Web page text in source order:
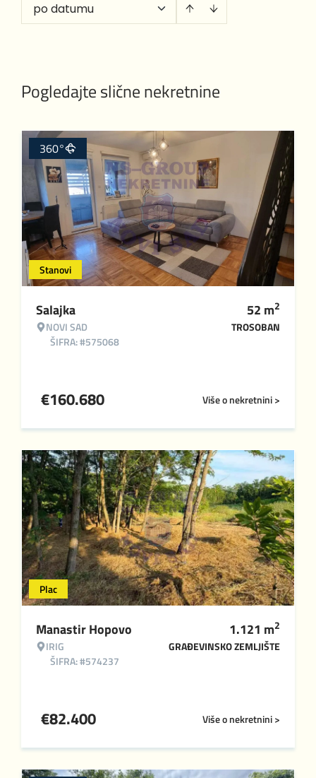
po datumu
Pogledajte slične nekretnine
Stanovi
360°
Salajka
NOVI SAD
ŠIFRA: #575068
52 m2
TROSOBAN
Više o nekretnini >
€160.680
Plac
Manastir Hopovo
IRIG
ŠIFRA: #574237
1.121 m2
GRAĐEVINSKO ZEMLJIŠTE
Više o nekretnini >
€82.400